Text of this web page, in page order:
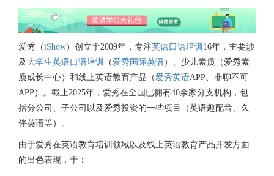
爱秀（iShow）创立于2009年，专注英语口语培训 16年，主要涉
及 大学生英语口语培训 （ 爱秀国际英语）、少儿素质（爱秀素
质成长中心）和线上英语教育产品（ 爱秀英语APP、非聊不可
APP）。截止2025年，爱秀在全国已拥有40余家分支机构，包
括分公司、子公司以及爱秀投资的一些项目（英语趣配音、久
伴英语等）。
由于爱秀在英语教育培训领域以及线上英语教育产品开发方面
的出色表现，于：